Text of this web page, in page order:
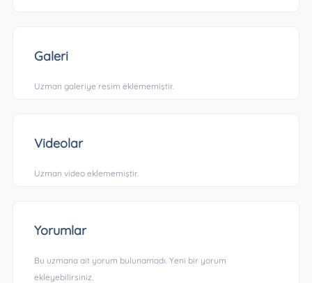
Galeri
Uzman galeriye resim eklememiştir.
Videolar
Uzman video eklememiştir.
Yorumlar
Bu uzmana ait yorum bulunamadı. Yeni bir yorum
ekleyebilirsiniz.